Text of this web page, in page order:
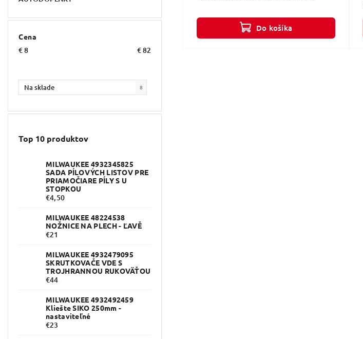
Cena
€8 €82
Na sklade 8
Top 10 produktov
MILWAUKEE 4932345825
SADA PÍLOVÝCH LISTOV PRE
PRIAMOČIARE PÍLY S U
STOPKOU
€4,50
MILWAUKEE 48224538
NOŽNICE NA PLECH - ĽAVĚ
€21
MILWAUKEE 4932479095
SKRUTKOVAČE VDE S
TROJHRANNOU RUKOVÄŤOU
€44
MILWAUKEE 4932492459
Kliešte SIKO 250mm -
nastaviteľné
€23
Do košíka